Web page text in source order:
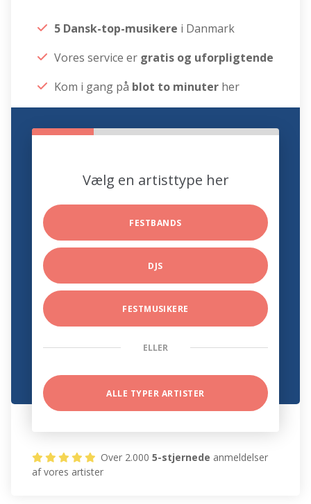
5 Dansk-top-musikere i Danmark
Vores service er gratis og uforpligtende
Kom i gang på blot to minuter her
Vælg en artisttype her
FESTBANDS
DJS
FESTMUSIKERE
ELLER
ALLE TYPER ARTISTER
Over 2.0005-stjernede anmeldelser
af vores artister